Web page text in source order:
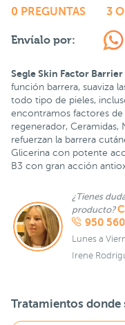
0 PREGUNTAS 3
Envíalo por:
Segle Skin Factor
función barrera, suaviza
todo tipo de pieles,
encontramos factores
regenerador, Ceramidas,
refuerzan la barrera
Glicerina con potente
B3 con gran acción
¿Tienes
producto?
950
Lunes a
Irene
Tratamientos donde